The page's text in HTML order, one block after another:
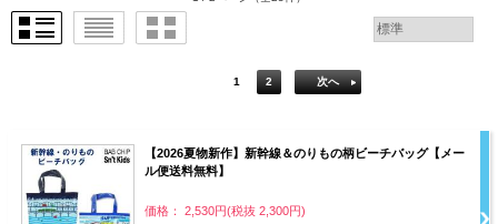
1 2 次へ
【2026夏物新作】新幹線＆のりもの柄ビーチバッグ【メー
ル便送料無料】
価格： 2,530円(税抜 2,300円)